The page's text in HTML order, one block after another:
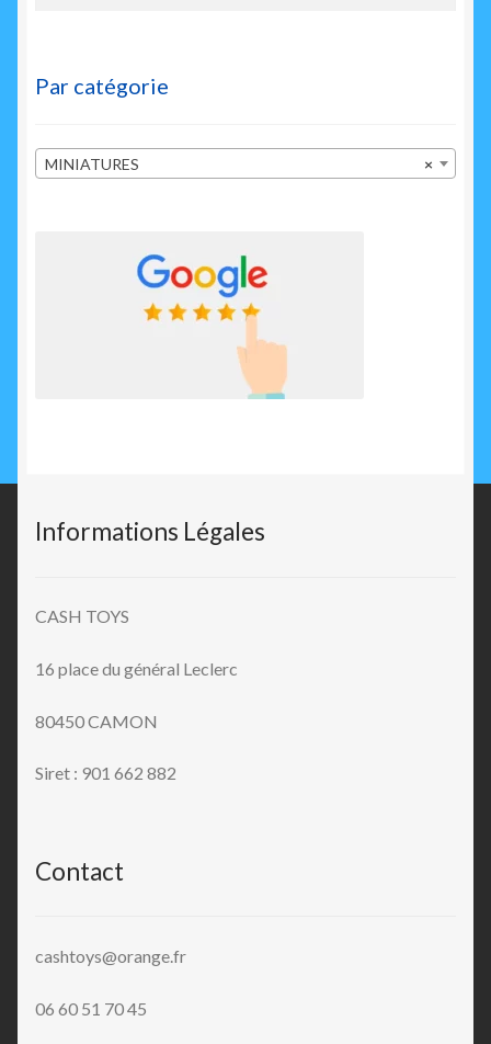
Par catégorie
×
MINIATURES
Informations Légales
CASH TOYS
16 place du général Leclerc
80450 CAMON
Siret : 901 662 882
Contact
cashtoys@orange.fr
06 60 51 70 45